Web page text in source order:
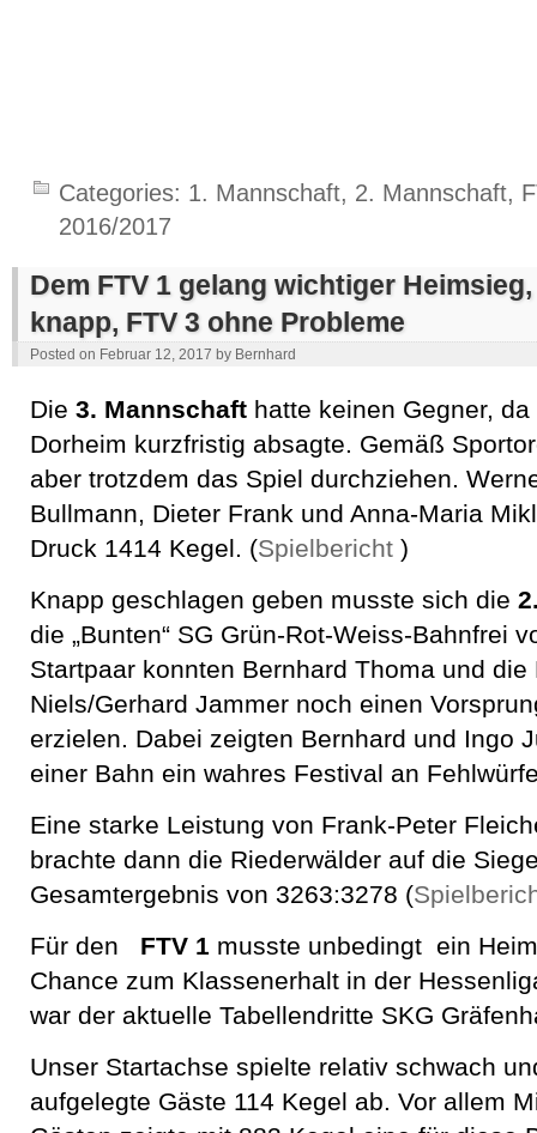
Categories: 1. Mannschaft, 2. Mannschaft,
2016/2017
Dem FTV 1 gelang wichtiger
knapp, FTV 3 ohne Probleme
Posted on Februar 12, 2017 by Bernhard
Die 3. Mannschaft hatte keinen Gegner,
Dorheim kurzfristig absagte. Gemäß
aber trotzdem das Spiel durchziehen.
Bullmann, Dieter Frank und Anna-Maria
Druck 1414 Kegel. (Spielbericht )
Knapp geschlagen geben musste sich die
die „Bunten“ SG Grün-Rot-Weiss-Bahnfrei
Startpaar konnten Bernhard Thoma und die
Niels/Gerhard Jammer noch einen
erzielen. Dabei zeigten Bernhard und Ingo
einer Bahn ein wahres Festival an
Eine starke Leistung von Frank-Peter
brachte dann die Riederwälder auf die
Gesamtergebnis von 3263:3278 (
Für den FTV 1 musste unbedingt ein
Chance zum Klassenerhalt in der
war der aktuelle Tabellendritte SKG
Unser Startachse spielte relativ schwach
aufgelegte Gäste 114 Kegel ab. Vor allem